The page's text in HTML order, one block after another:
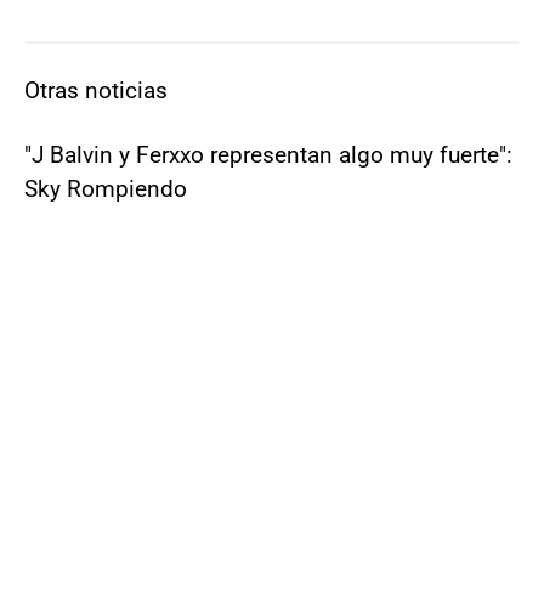
Otras noticias
"J Balvin y Ferxxo representan algo muy fuerte":
Sky Rompiendo